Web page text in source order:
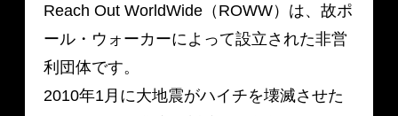
Reach Out WorldWide（ROWW）は、故ポ
ール・ウォーカーによって設立された非営
利団体です。
2010年1月に大地震がハイチを壊滅させた